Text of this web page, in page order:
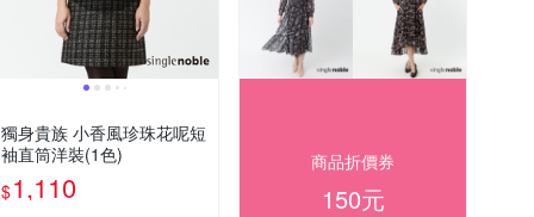
獨身貴族 小香風珍珠花呢短
袖直筒洋裝(1色)
$1,110
商品折價券
150元